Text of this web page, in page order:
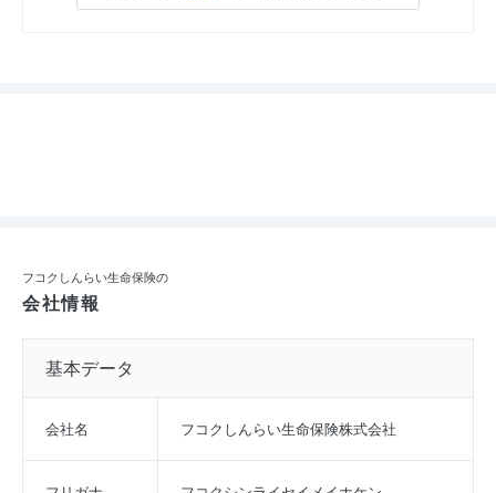
フコクしんらい生命保険の
会社情報
基本データ
会社名 フコクしんらい生命保険株式会社